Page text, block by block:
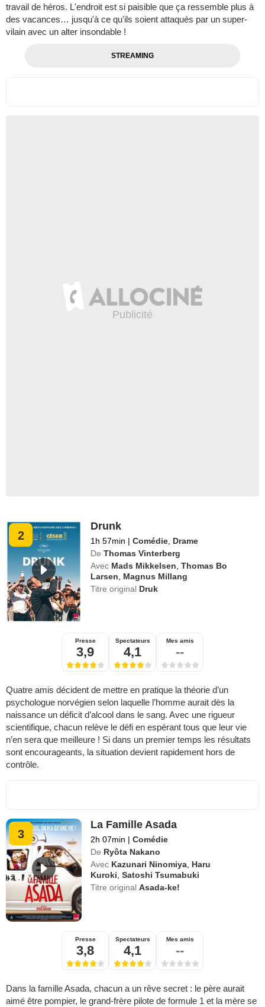
travail de héros. L'endroit est si paisible que ça ressemble plus à
des vacances… jusqu'à ce qu'ils soient attaqués par un super-
vilain avec un alter insondable !
STREAMING
2
Drunk
1h 57min | Comédie Drame
De Thomas Vinterberg
Avec Mads Mikkelsen ,Thomas Bo
Larsen
Magnus Millang
Titre original Druk
Presse
3,9
Spectateurs
4,1
Mes amis
--
Quatre amis décident de mettre en pratique la théorie d’un
psychologue norvégien selon laquelle l’homme aurait dès la
naissance un déficit d’alcool dans le sang. Avec une rigueur
scientifique, chacun relève le défi en espérant tous que leur vie
n’en sera que meilleure ! Si dans un premier temps les résultats
sont encourageants, la situation devient rapidement hors de
contrôle.
3
La Famille Asada
2h 07min | Comédie
De Ryôta Nakano
Avec Kazunari Ninomiya Haru
Kuroki ,Satoshi Tsumabuki
Titre originalAsada-ke!
Presse
3,8
Spectateurs
4,1
Mes amis
--
Dans la famille Asada, chacun a un rêve secret : le père aurait
aimé être pompier, le grand-frère pilote de formule 1 et la mère se